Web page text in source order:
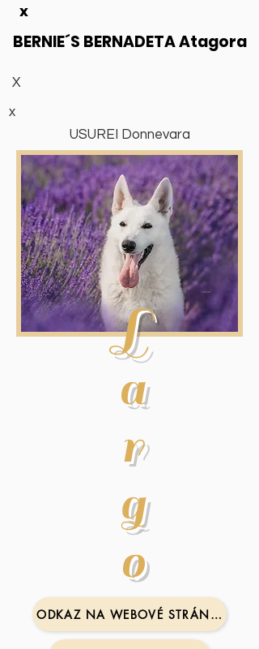
x
BERNIE´S BERNADETA Atagora
X
x
USUREI Donnevara
L
a
r
g
o
ODKAZ NA WEBOVÉ STRÁNKY OTCE